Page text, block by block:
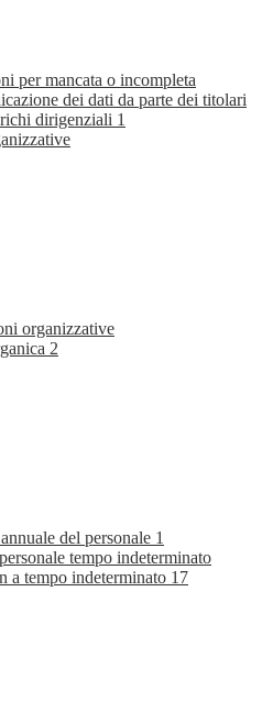
per mancata o incompleta
dei dati da parte dei titolari
dirigenziali 1
organizzative
2
del personale 1
tempo indeterminato
a tempo indeterminato 17